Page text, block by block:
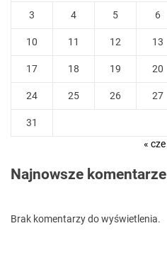
3 4 5 6
10 11 12 13
17 18 19 20
24 25 26 27
31
« cze
Najnowsze komentarze
Brak komentarzy do wyświetlenia.